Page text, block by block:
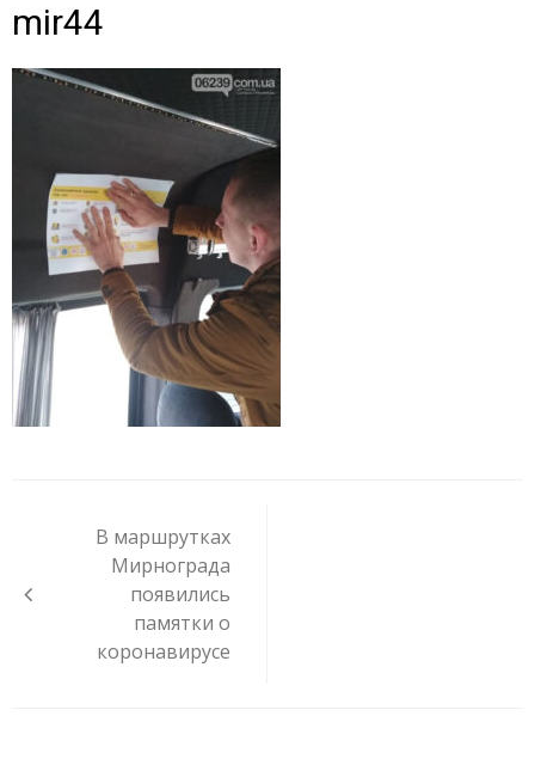
mir44
записям
В маршрутках
Мирнограда
появились
памятки о
коронавирусе